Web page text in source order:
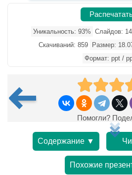
Уникальность: 93% Слайдов: 14
Скачиваний: 859
Размер:
Формат: ppt /
Помогли?
Содержание ▼
Похожие